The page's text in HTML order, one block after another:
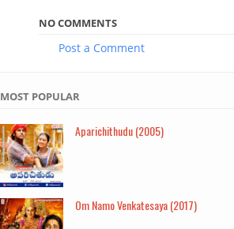
NO COMMENTS
Post a Comment
MOST POPULAR
Aparichithudu (2005)
Om Namo Venkatesaya (2017)